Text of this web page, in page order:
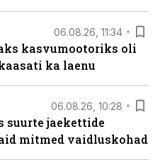
06.08.26, 11:34
kasvumootoriks oli
ka laenu
06.08.26, 10:28
suurte jaekettide
mitmed vaidluskohad